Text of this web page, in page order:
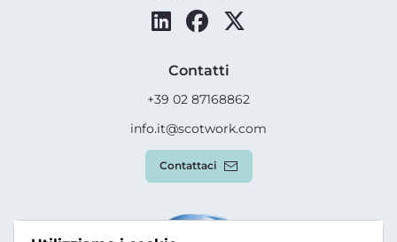
Contatti
+39 02 87168862
info.it@scotwork.com
Contattaci